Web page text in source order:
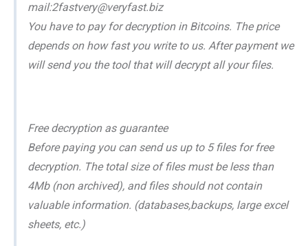
mail:2fastvery@veryfast.biz
You have to pay for decryption in Bitcoins. The price
depends on how fast you write to us. After payment we
will send you the tool that will decrypt all your files.
Free decryption as guarantee
Before paying you can send us up to 5 files for free
decryption. The total size of files must be less than
4Mb (non archived), and files should not contain
valuable information. (databases,backups, large excel
sheets, etc.)